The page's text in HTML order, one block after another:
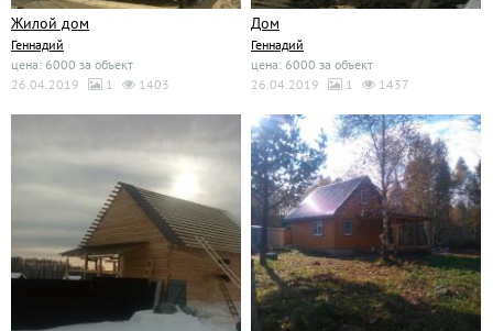
Жилой дом
Геннадий
цена: 6000 за объект
26.04.2019
1 1403
Дом
Геннадий
цена: 6000 за объект
26.04.2019
1 1437